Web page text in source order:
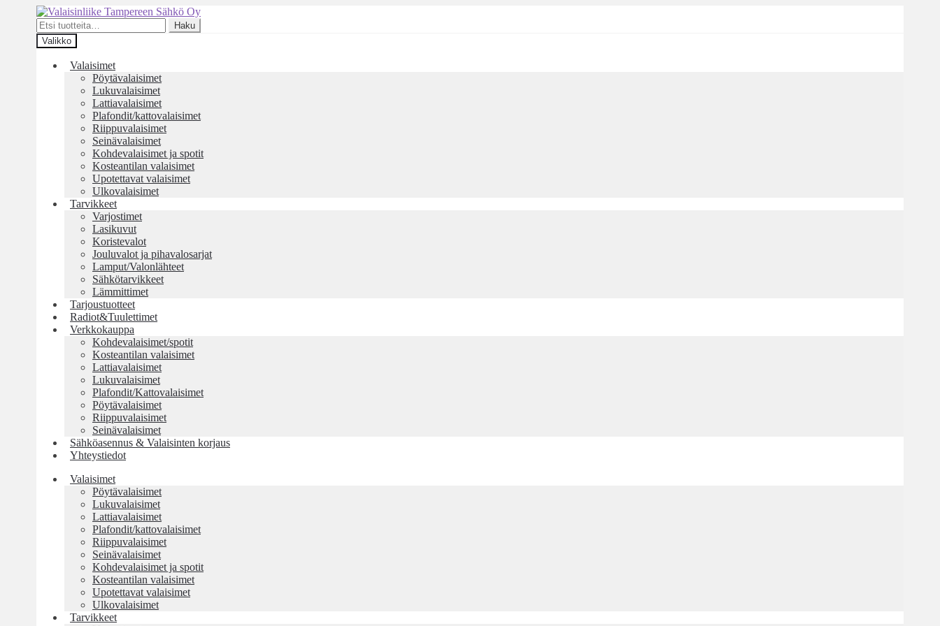
Siirry
navigointiin
Siirry
sisältöön
Etsi:
Haku
Valikko
Valaisimet
Pöytävalaisimet
Lukuvalaisimet
Lattiavalaisimet
Plafondit/kattovalaisimet
Riippuvalaisimet
Seinävalaisimet
Kohdevalaisimet ja spotit
Kosteantilan valaisimet
Upotettavat valaisimet
Ulkovalaisimet
Tarvikkeet
Varjostimet
Lasikuvut
Koristevalot
Jouluvalot ja pihavalosarjat
Lamput/Valonlähteet
Sähkötarvikkeet
Lämmittimet
Tarjoustuotteet
Radiot&Tuulettimet
Verkkokauppa
Kohdevalaisimet/spotit
Kosteantilan valaisimet
Lattiavalaisimet
Lukuvalaisimet
Plafondit/Kattovalaisimet
Pöytävalaisimet
Riippuvalaisimet
Seinävalaisimet
Sähköasennus & Valaisinten korjaus
Yhteystiedot
Valaisimet
Pöytävalaisimet
Lukuvalaisimet
Lattiavalaisimet
Plafondit/kattovalaisimet
Riippuvalaisimet
Seinävalaisimet
Kohdevalaisimet ja spotit
Kosteantilan valaisimet
Upotettavat valaisimet
Ulkovalaisimet
Tarvikkeet